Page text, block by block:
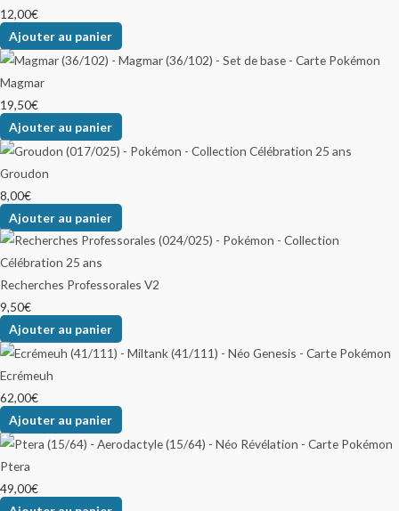
12,00€
Ajouter au panier
Magmar
19,50€
Ajouter au panier
Groudon
8,00€
Ajouter au panier
Recherches Professorales V2
9,50€
Ajouter au panier
Ecrémeuh
62,00€
Ajouter au panier
Ptera
49,00€